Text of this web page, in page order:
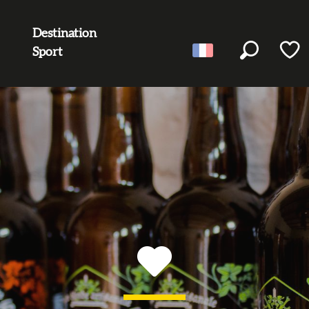
Destination
Sport